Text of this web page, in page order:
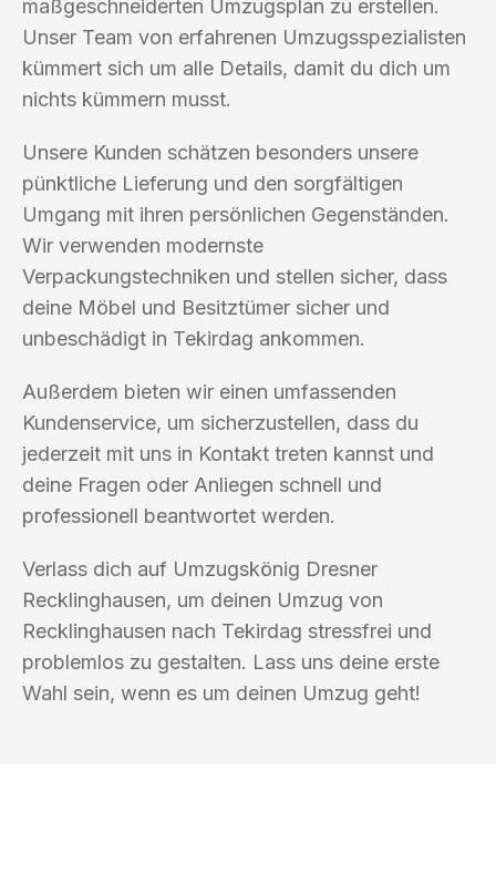
maßgeschneiderten Umzugsplan zu erstellen.
Unser Team von erfahrenen Umzugsspezialisten
kümmert sich um alle Details, damit du dich um
nichts kümmern musst.
Unsere Kunden schätzen besonders unsere
pünktliche Lieferung und den sorgfältigen
Umgang mit ihren persönlichen Gegenständen.
Wir verwenden modernste
Verpackungstechniken und stellen sicher, dass
deine Möbel und Besitztümer sicher und
unbeschädigt in Tekirdag ankommen.
Außerdem bieten wir einen umfassenden
Kundenservice, um sicherzustellen, dass du
jederzeit mit uns in Kontakt treten kannst und
deine Fragen oder Anliegen schnell und
professionell beantwortet werden.
Verlass dich auf Umzugskönig Dresner
Recklinghausen, um deinen Umzug von
Recklinghausen nach Tekirdag stressfrei und
problemlos zu gestalten. Lass uns deine erste
Wahl sein, wenn es um deinen Umzug geht!